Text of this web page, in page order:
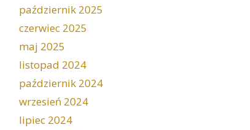
październik 2025
czerwiec 2025
maj 2025
listopad 2024
październik 2024
wrzesień 2024
lipiec 2024